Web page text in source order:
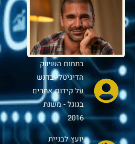
בתחום השיווק
הדיגיטלי בדגש
על קידום אתרים
בגוגל - משנת
2016
יועץ לבניית